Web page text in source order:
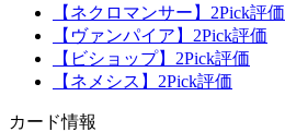
【ネクロマンサー】2Pick評価
【ヴァンパイア】2Pick評価
【ビショップ】2Pick評価
【ネメシス】2Pick評価
カード情報